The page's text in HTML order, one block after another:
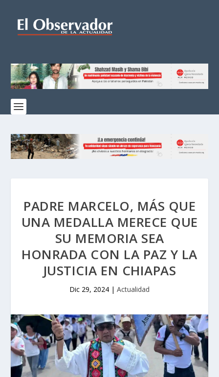
PADRE MARCELO, MÁS QUE
UNA MEDALLA MERECE QUE
SU MEMORIA SEA
HONRADA CON LA PAZ Y LA
JUSTICIA EN CHIAPAS
Dic 29, 2024 | Actualidad